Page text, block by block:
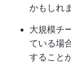
かもしれ
大規模チ
ている場
すること